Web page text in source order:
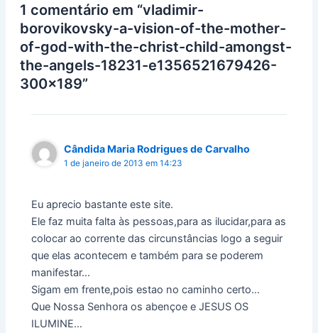
1 comentário em “vladimir-
borovikovsky-a-vision-of-the-mother-
of-god-with-the-christ-child-amongst-
the-angels-18231-e1356521679426-
300×189”
Cândida Maria Rodrigues de Carvalho
1 de janeiro de 2013 em 14:23
Eu aprecio bastante este site.
Ele faz muita falta às pessoas,para as ilucidar,para as
colocar ao corrente das circunstâncias logo a seguir
que elas acontecem e também para se poderem
manifestar…
Sigam em frente,pois estao no caminho certo…
Que Nossa Senhora os abençoe e JESUS OS
ILUMINE…